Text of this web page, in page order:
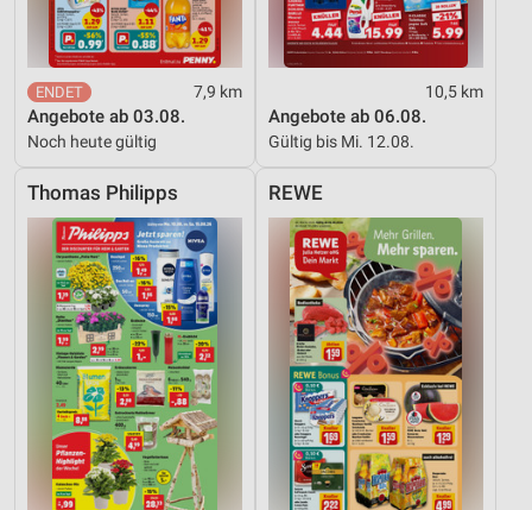
7,9 km
Angebote ab 03.08.
Noch heute gültig
10,5 km
Angebote ab 06.08.
Gültig bis Mi. 12.08.
Thomas Philipps REWE
Entwicklung und Verbesserung der Angebote
Verwendung reduzierter Daten zur Auswahl von
Inhalten
IAB-Besonderheiten:
Verwendung genauer Standortdaten
Geräte anhand von aktiv angeforderten
Informationen identifizieren
Nicht-IAB-Verarbeitungszwecke:
Notwendig
Performance
Funktional
Werbung